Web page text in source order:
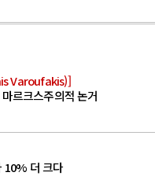
Varoufakis)]
르크스주의적 논거
10% 더 크다